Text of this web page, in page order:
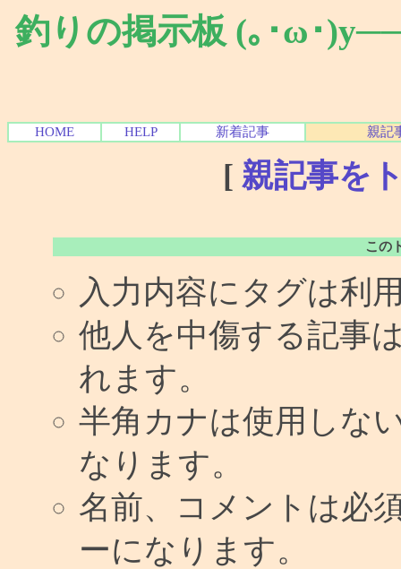
釣りの掲示板 (｡･ω･
HOME HELP 新着記事 親記
[ 親記事を
この
入力内容にタグは利
他人を中傷する記事
れます。
半角カナは使用しな
なります。
名前、コメントは必
ーになります。